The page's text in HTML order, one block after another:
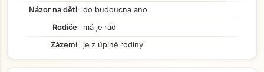
Názor na děti
do budoucna ano
Rodiče
má je rád
Zázemí
je z úplné rodiny